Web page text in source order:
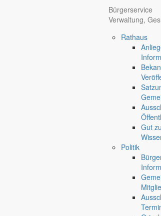
Bürgerservice
Verwaltung,
Rathaus
Gut
Politik